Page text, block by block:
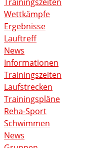
Wettkämpfe
Ergebnisse
Lauftreff
News
Informationen
Trainingszeiten
Laufstrecken
Trainingspläne
Reha-Sport
Schwimmen
News